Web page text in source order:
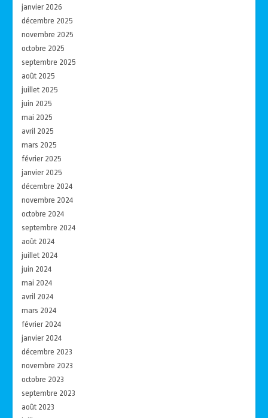
janvier 2026
décembre 2025
novembre 2025
octobre 2025
septembre 2025
août 2025
juillet 2025
juin 2025
mai 2025
avril 2025
mars 2025
février 2025
janvier 2025
décembre 2024
novembre 2024
octobre 2024
septembre 2024
août 2024
juillet 2024
juin 2024
mai 2024
avril 2024
mars 2024
février 2024
janvier 2024
décembre 2023
novembre 2023
octobre 2023
septembre 2023
août 2023